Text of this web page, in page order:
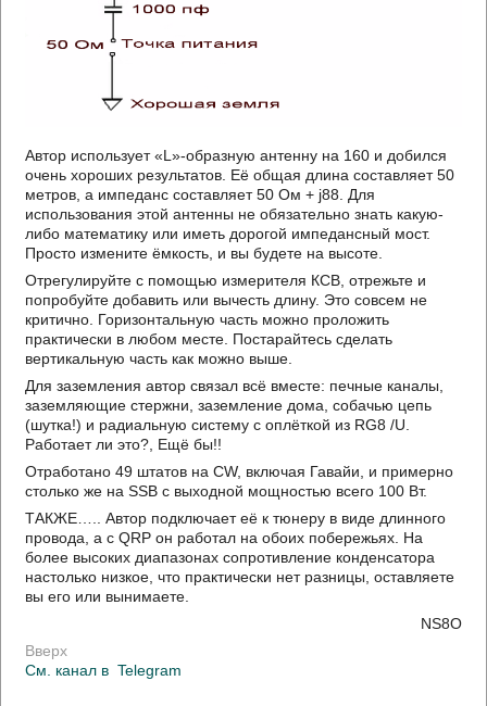
Автор использует «L»-образную антенну на 160 и добился
очень хороших результатов. Её общая длина составляет 50
метров, а импеданс составляет 50 Ом + j88. Для
использования этой антенны не обязательно знать какую-
либо математику или иметь дорогой импедансный мост.
Просто измените ёмкость, и вы будете на высоте.
Отрегулируйте с помощью измерителя КСВ, отрежьте и
попробуйте добавить или вычесть длину. Это совсем не
критично. Горизонтальную часть можно проложить
практически в любом месте. Постарайтесь сделать
вертикальную часть как можно выше.
Для заземления автор связал всё вместе: печные каналы,
заземляющие стержни, заземление дома, собачью цепь
(шутка!) и радиальную систему с оплёткой из RG8 /U.
Работает ли это?, Ещё бы!!
Отработано 49 штатов на CW, включая Гавайи, и примерно
столько же на SSB с выходной мощностью всего 100 Вт.
ТАКЖЕ….. Автор подключает её к тюнеру в виде длинного
провода, а с QRP он работал на обоих побережьях. На
более высоких диапазонах сопротивление конденсатора
настолько низкое, что практически нет разницы, оставляете
вы его или вынимаете.
NS8O
Вверх
См. канал в Telegram